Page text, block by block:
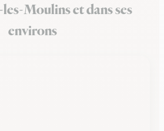
Moulins et dans ses
environs